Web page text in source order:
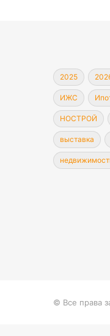
2025
ИЖС
НОСТРОЙ
выставка
© Все права